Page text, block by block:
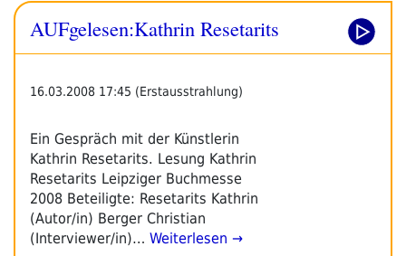
AUFgelesen:Kathrin Resetarits
16.03.2008 17:45 (Erstausstrahlung)
Ein Gespräch mit der Künstlerin
Kathrin Resetarits. Lesung Kathrin
Resetarits Leipziger Buchmesse
2008 Beteiligte: Resetarits Kathrin
(Autor/in) Berger Christian
(Interviewer/in)… Weiterlesen →